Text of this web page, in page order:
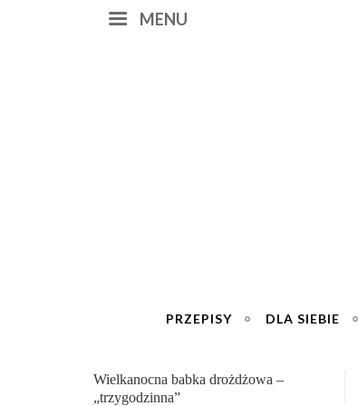
MENU
PRZEPISY DLA SIEBIE
Babka Wielkanocna
„dwunastogodzinna”